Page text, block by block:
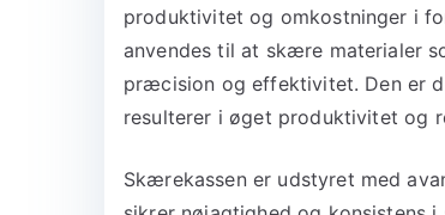
produktivitet og omkostninger i
anvendes til at skære materialer
præcision og effektivitet. Den er
resulterer i øget produktivitet og
Skærekassen er udstyret med